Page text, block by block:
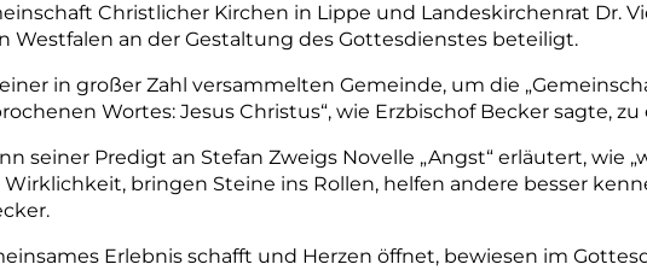
Christlicher Kirchen in Lippe und Landeskirchenrat Dr.
Westfalen an der Gestaltung des Gottesdienstes beteiligt.
in großer Zahl versammelten Gemeinde, um die
Wortes: Jesus Christus“, wie Erzbischof Becker sagte, zu
seiner Predigt an Stefan Zweigs Novelle „Angst“ erläutert, wie
bringen Steine ins Rollen, helfen andere besser
Erlebnis schafft und Herzen öffnet, bewiesen im